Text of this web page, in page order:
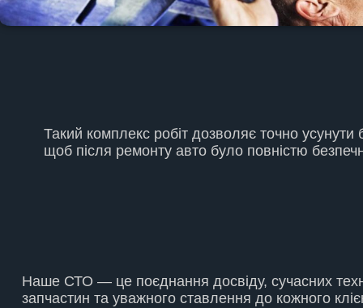
Такий комплекс робіт дозволяє точно
щоб після ремонту авто було повністю
Наше СТО — це поєднання досвіду, сучасних
запчастин та уважного ставлення до кожного